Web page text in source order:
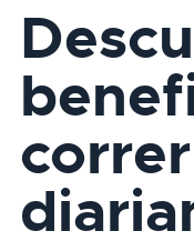
correr